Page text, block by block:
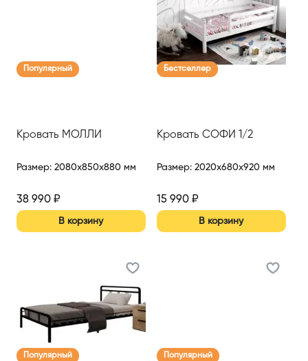
Популярный
Кровать МОЛЛИ
Размер: 2080x850x880 мм
38 990 ₽
В корзину
Бестселлер
Кровать СОФИ 1/2
Размер: 2020x680x920 мм
15 990₽
В корзину
Популярный Популярный